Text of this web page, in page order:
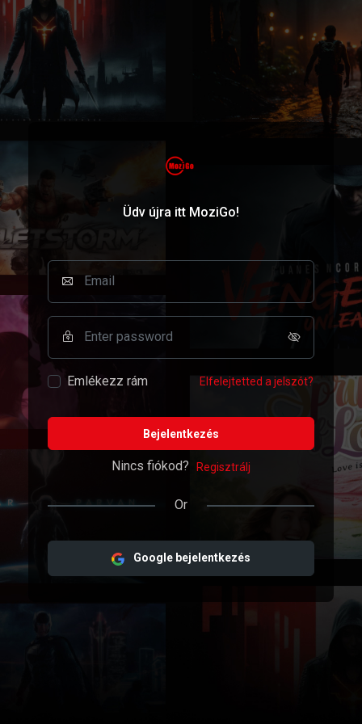
Üdv újra itt MoziGo!
Emlékezz rám Elfelejtetted a jelszót?
Bejelentkezés
Nincs fiókod? Regisztrálj
Or
Google bejelentkezés